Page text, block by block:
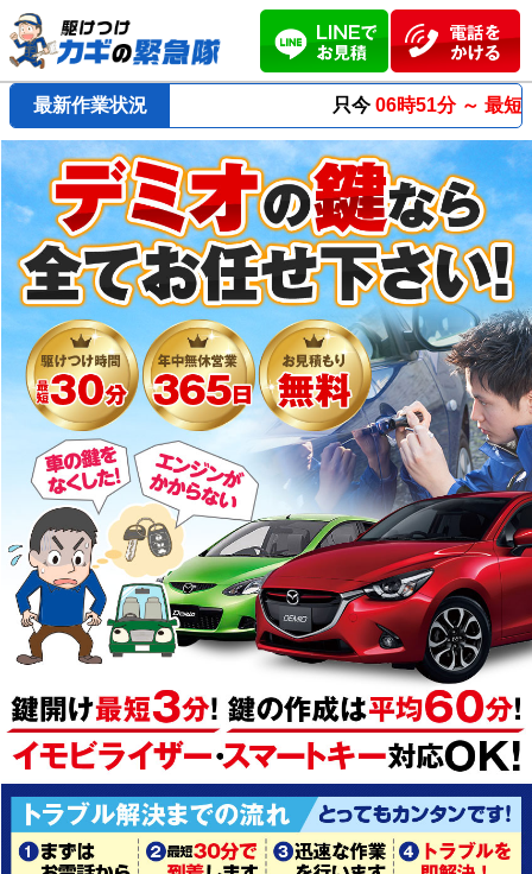
最新作業状況 最短23分で到着！